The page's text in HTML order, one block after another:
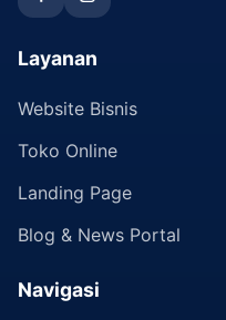
Layanan
Website Bisnis
Toko Online
Landing Page
Blog & News Portal
Navigasi